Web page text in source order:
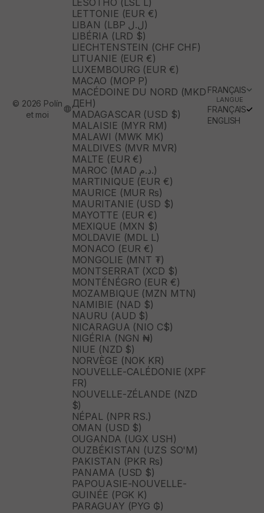
LESOTHO (LSL L)
LETTONIE (EUR €)
LIBAN (LBP ل.ل)
LIBÉRIA (LRD $)
LIECHTENSTEIN (CHF CHF)
LITUANIE (EUR €)
LUXEMBOURG (EUR €)
MACAO (MOP P)
MACÉDOINE DU NORD (MKD
ДЕН)
MADAGASCAR (USD $)
MALAISIE (MYR RM)
MALAWI (MWK MK)
MALDIVES (MVR MVR)
MALTE (EUR €)
MAROC (MAD د.م.)
MARTINIQUE (EUR €)
MAURICE (MUR ₨)
MAURITANIE (USD $)
MAYOTTE (EUR €)
MEXIQUE (MXN $)
MOLDAVIE (MDL L)
MONACO (EUR €)
MONGOLIE (MNT ₮)
MONTSERRAT (XCD $)
MONTÉNÉGRO (EUR €)
MOZAMBIQUE (MZN MTN)
NAMIBIE (NAD $)
NAURU (AUD $)
NICARAGUA (NIO C$)
NIGÉRIA (NGN ₦)
NIUE (NZD $)
NORVÈGE (NOK KR)
NOUVELLE-CALÉDONIE (XPF
FR)
NOUVELLE-ZÉLANDE (NZD
$)
NÉPAL (NPR RS.)
OMAN (USD $)
OUGANDA (UGX USH)
OUZBÉKISTAN (UZS SO'M)
PAKISTAN (PKR ₨)
PANAMA (USD $)
PAPOUASIE-NOUVELLE-
GUINÉE (PGK K)
PARAGUAY (PYG ₲)
FRANÇAIS
LANGUE
FRANÇAIS
ENGLISH
© 2026 Polín
et moi